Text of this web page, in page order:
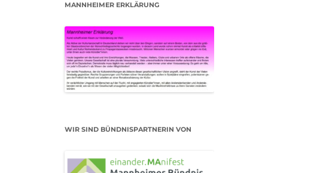
MANNHEIMER ERKLÄRUNG
WIR SIND BÜNDNISPARTNERIN VON